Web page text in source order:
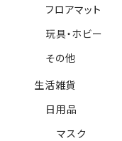
フロアマット
玩具・ホビー
その他
生活雑貨
日用品
マスク